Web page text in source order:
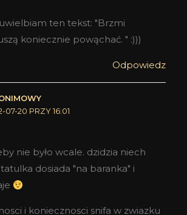
ten tekst: "Brzmi
koniecznie powąchać. " :)))
Odpowiedz
07-20 PRZY 16:01
nie było wcale. dzidzia niech
dosiada "na baranka" i
i koniecznosci snifa w zwiazku